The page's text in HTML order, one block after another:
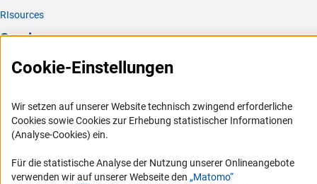
RIsources
Service
Presse
Karriere
Logo und Corporate Design
Compliance
Cookie-Einstellungen
Wir setzen auf unserer Website technisch zwingend erforderliche
Cookies sowie Cookies zur Erhebung statistischer Informationen
(Analyse-Cookies) ein.
Für die statistische Analyse der Nutzung unserer Onlineangebote
verwenden wir auf unserer Webseite den „Matomo“